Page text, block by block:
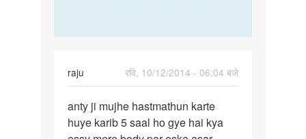
raju
रवि, 10/12/2014 - 06:04 बजे
anty
ji
anty ji mujhe hastmathun karte
huye karib 5 saal ho gye hai kya